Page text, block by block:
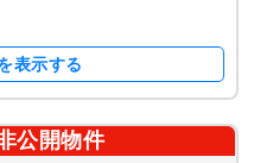
表示する
公開物件